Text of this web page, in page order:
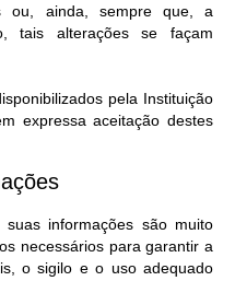
ou, ainda, sempre que, a
tais alterações se façam
pela Instituição
expressa aceitação destes
informações são muito
necessários para garantir a
o sigilo e o uso adequado